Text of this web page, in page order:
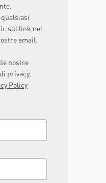
sul link nel
email.
nostre
privacy,
Policy